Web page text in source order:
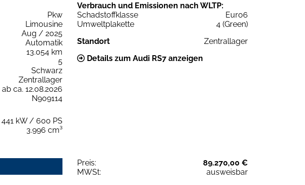
Pkw
Limousine
Aug / 2025
Automatik
13.054 km
5
Schwarz
Zentrallager
ab ca. 12.08.2026
N909114
441 kW / 600 PS
3.996 cm³
Verbrauch und Emissionen nach WLTP:
Schadstoffklasse
Euro6
Umweltplakette
4 (Green)
Standort
Zentrallager
Details zum Audi RS7 anzeigen
Preis:
89.270,00 €
MWSt:
ausweisbar